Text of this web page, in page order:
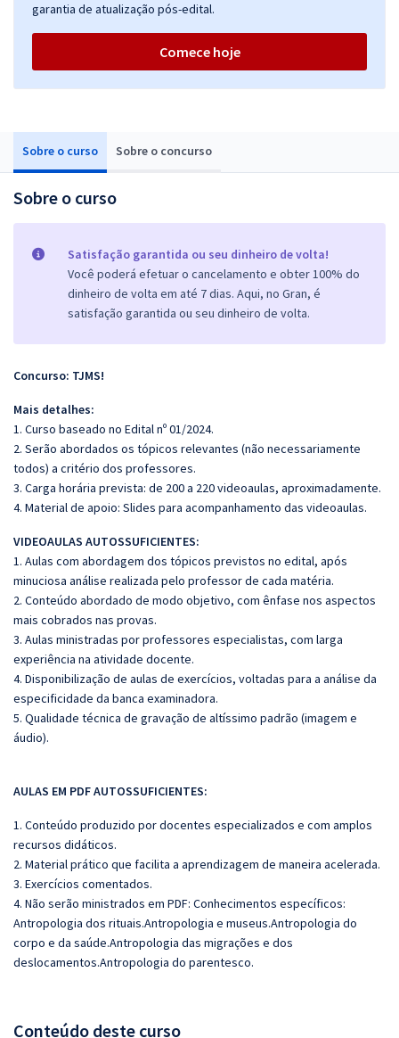
Sobre o curso Sobre o concurso
Sobre o curso
Satisfação garantida ou seu dinheiro de volta!
Você poderá efetuar o cancelamento e obter 100% do
dinheiro de volta em até 7 dias. Aqui, no Gran, é
satisfação garantida ou seu dinheiro de volta.
Concurso: TJMS!
Mais detalhes:
1. Curso baseado no Edital nº 01/2024.
2. Serão abordados os tópicos relevantes (não necessariamente
todos) a critério dos professores.
3. Carga horária prevista: de 200 a 220 videoaulas, aproximadamente.
4. Material de apoio: Slides para acompanhamento das videoaulas.
VIDEOAULAS AUTOSSUFICIENTES:
1. Aulas com abordagem dos tópicos previstos no edital, após
minuciosa análise realizada pelo professor de cada matéria.
2. Conteúdo abordado de modo objetivo, com ênfase nos aspectos
mais cobrados nas provas.
3. Aulas ministradas por professores especialistas, com larga
experiência na atividade docente.
4. Disponibilização de aulas de exercícios, voltadas para a análise da
especificidade da banca examinadora.
5. Qualidade técnica de gravação de altíssimo padrão (imagem e
áudio).
AULAS EM PDF AUTOSSUFICIENTES:
1. Conteúdo produzido por docentes especializados e com amplos
recursos didáticos.
2. Material prático que facilita a aprendizagem de maneira acelerada.
3. Exercícios comentados.
4. Não serão ministrados em PDF: Conhecimentos específicos:
Antropologia dos rituais.Antropologia e museus.Antropologia do
corpo e da saúde.Antropologia das migrações e dos
deslocamentos.Antropologia do parentesco.
Conteúdo deste curso
garantia de atualização pós-edital.
Comece hoje